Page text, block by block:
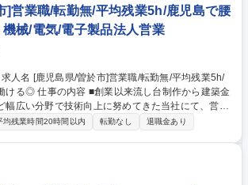
テーション勤務が基本となりますが、外来のみや病
軟に検討します。 【業務内容の変更範囲】当社の指
]営業職/転勤無/平均残業5h/鹿児島で腰
械/電気/電子製品法人営業
台制作から建築金
幅広い分野で技術向上に努めてきた当社にて、営業
販路拡大に向けた、新規顧客への営業活動をご担当
体関連の部品や、EV関連装置、建築金物等 【環
方や、ご経験がある方であれば裁量高く営業活動に
均残業時間20時間以内 転勤なし 退職金あり